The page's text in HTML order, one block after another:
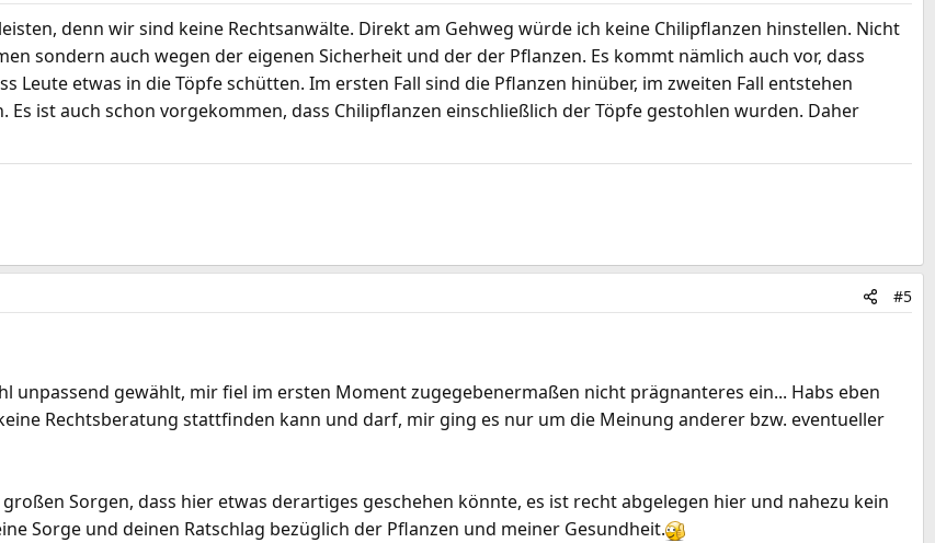
denn wir sind keine Rechtsanwälte. Direkt am Gehweg würde ich keine Chilipflanzen hinstellen. Nicht
sondern auch wegen der eigenen Sicherheit und der der Pflanzen. Es kommt nämlich auch vor, dass
Leute etwas in die Töpfe schütten. Im ersten Fall sind die Pflanzen hinüber, im zweiten Fall entstehen
ist auch schon vorgekommen, dass Chilipflanzen einschließlich der Töpfe gestohlen wurden. Daher
#5
unpassend gewählt, mir fiel im ersten Moment zugegebenermaßen nicht prägnanteres ein... Habs eben
Rechtsberatung stattfinden kann und darf, mir ging es nur um die Meinung anderer bzw. eventueller
Sorgen, dass hier etwas derartiges geschehen könnte, es ist recht abgelegen hier und nahezu kein
Sorge und deinen Ratschlag bezüglich der Pflanzen und meiner Gesundheit.